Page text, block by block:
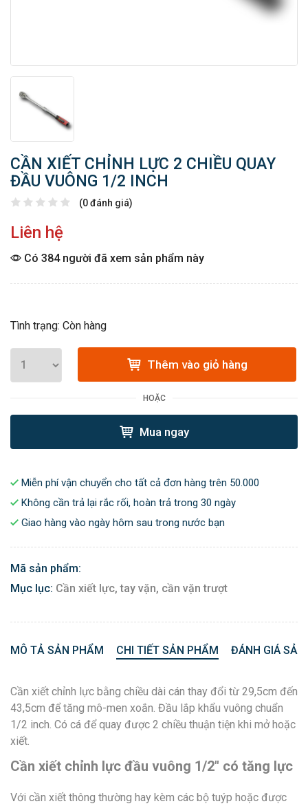
CẦN XIẾT CHỈNH LỰC 2 CHIỀU QUAY
ĐẦU VUÔNG 1/2 INCH
(0 đánh giá)
Liên hệ
Có 384 người đã xem sản phẩm này
Tình trạng: Còn hàng
Thêm vào giỏ hàng
HOẶC
Mua ngay
Miễn phí vận chuyển cho tất cả đơn hàng trên 50.000
Không cần trả lại rắc rối, hoàn trả trong 30 ngày
Giao hàng vào ngày hôm sau trong nước bạn
Mã sản phẩm:
Mục lục: Cần xiết lực, tay vặn, cần vặn trượt
MÔ TẢ SẢN PHẨM CHI TIẾT SẢN PHẨM ĐÁNH GIÁ
Cần xiết chỉnh lực bằng chiều dài cán thay đổi từ 29,5cm đến
43,5cm để tăng mô-men xoắn. Đầu lắp khẩu vuông chuẩn
1/2 inch. Có cá để quay được 2 chiều thuận tiện khi mở hoặc
xiết.
Cần xiết chỉnh lực đầu vuông 1/2″ có tăng lực
Với cần xiết thông thường hay kèm các bộ tuýp hoặc được